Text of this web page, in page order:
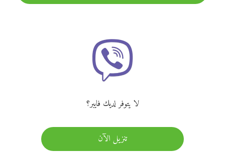
لا يتوفر لديك فايبر؟
تنزيل الآن